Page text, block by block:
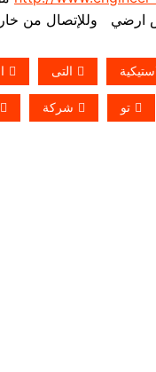
وللإتصال من خارج مصر
التى
تو شركة